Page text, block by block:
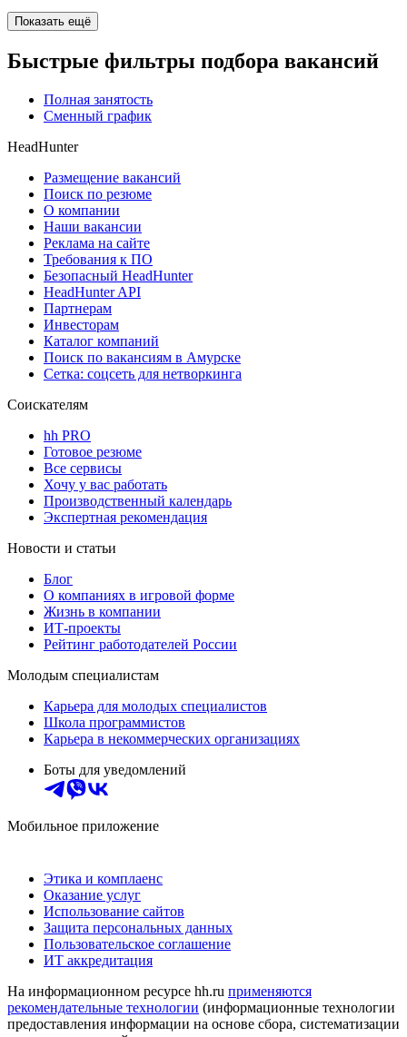
Показать ещё
Быстрые фильтры подбора вакансий
Полная занятость
Сменный график
HeadHunter
Размещение вакансий
Поиск по резюме
О компании
Наши вакансии
Реклама на сайте
Требования к ПО
Безопасный HeadHunter
HeadHunter API
Партнерам
Инвесторам
Каталог компаний
Поиск по вакансиям в Амурске
Сетка: соцсеть для нетворкинга
Соискателям
hh PRO
Готовое резюме
Все сервисы
Хочу у вас работать
Производственный календарь
Экспертная рекомендация
Новости и статьи
Блог
О компаниях в игровой форме
Жизнь в компании
ИТ-проекты
Рейтинг работодателей России
Молодым специалистам
Карьера для молодых специалистов
Школа программистов
Карьера в некоммерческих организациях
Боты для уведомлений
Мобильное приложение
Этика и комплаенс
Оказание услуг
Использование сайтов
Защита персональных данных
Пользовательское соглашение
ИТ аккредитация
На информационном ресурсе hh.ru применяются
рекомендательные технологии (информационные технологии
предоставления информации на основе сбора, систематизации